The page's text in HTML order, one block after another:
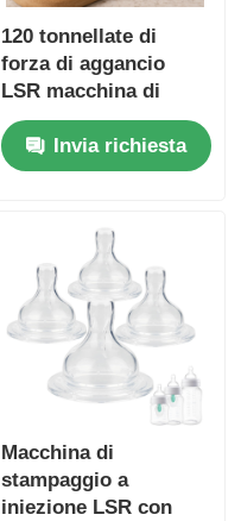
120 tonnellate di
forza di aggancio
LSR macchina di
stampaggio ad
iniezione per la
produzione di
automatizzate di
aglio per alimenti
Invia richiesta
Macchina di
stampaggio a
iniezione LSR con